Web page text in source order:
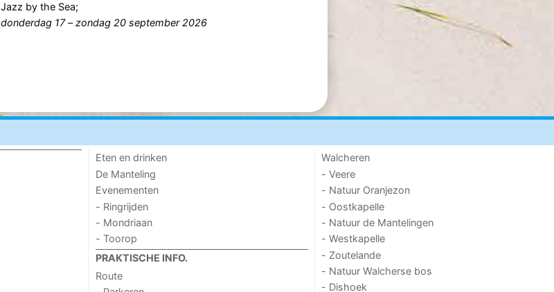
Jazz by the Sea;
donderdag 17–zondag 20 september 2026
Eten en drinken
De Manteling
Evenementen
- Ringrijden
- Mondriaan
- Toorop
PRAKTISCHE INFO.
Route
Walcheren
- Veere
- Natuur Oranjezon
- Oostkapelle
- Natuur de Mantelingen
- Westkapelle
- Zoutelande
- Natuur Walcherse bos
- Dishoek